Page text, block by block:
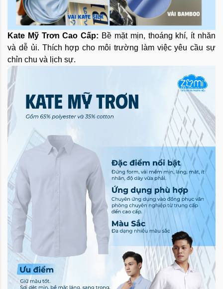
Kate Mỹ Trơn Cao Cấp: Bề mặt mịn, thoáng khí, ít nhăn
và dễ ủi. Thích hợp cho môi trường làm việc yêu cầu sự
chỉn chu và lịch sự.